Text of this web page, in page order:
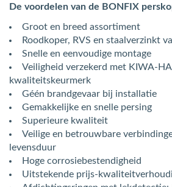
De voordelen van de BONFIX
Groot en breed assortiment
Roodkoper, RVS en staalverzinkt
Snelle en eenvoudige montage
Veiligheid verzekerd met KIWA-
kwaliteitskeurmerk
Géén brandgevaar bij installatie
Gemakkelijke en snelle persing
Superieure kwaliteit
Veilige en betrouwbare
levensduur
Hoge corrosiebestendigheid
Uitstekende prijs-